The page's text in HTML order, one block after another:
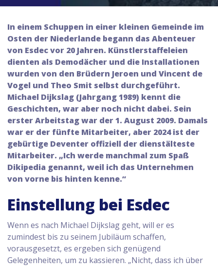
In einem Schuppen in einer kleinen Gemeinde im
Osten der Niederlande begann das Abenteuer
von Esdec vor 20 Jahren. Künstlerstaffeleien
dienten als Demodächer und die Installationen
wurden von den Brüdern Jeroen und Vincent de
Vogel und Theo Smit selbst durchgeführt.
Michael Dijkslag (Jahrgang 1989) kennt die
Geschichten, war aber noch nicht dabei. Sein
erster Arbeitstag war der 1. August 2009. Damals
war er der fünfte Mitarbeiter, aber 2024 ist der
gebürtige Deventer offiziell der dienstälteste
Mitarbeiter. „Ich werde manchmal zum Spaß
Dikipedia genannt, weil ich das Unternehmen
von vorne bis hinten kenne.“
Einstellung bei Esdec
Wenn es nach Michael Dijkslag geht, will er es
zumindest bis zu seinem Jubiläum schaffen,
vorausgesetzt, es ergeben sich genügend
Gelegenheiten, um zu kassieren. „Nicht, dass ich über